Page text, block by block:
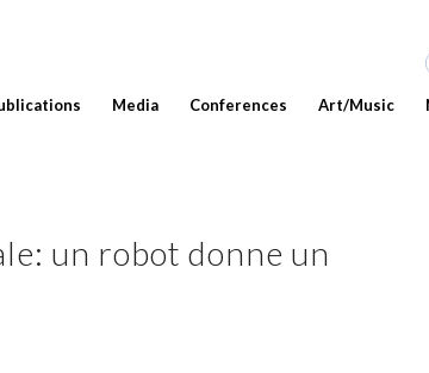
Media Conferences Art/Music
un robot donne un